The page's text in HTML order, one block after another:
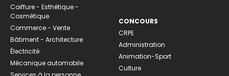
Coiffure - Esthétique -
Cosmétique
Commerce - Vente
Bâtiment - Architecture
Électricité
Mécanique automobile
CONCOURS
CRPE
Administration
Animation-Sport
Culture